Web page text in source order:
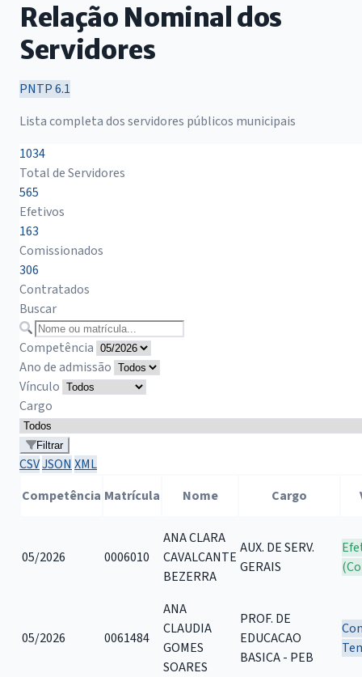
Relação Nominal dos
Servidores
PNTP 6.1
Lista completa dos servidores públicos municipais
1034
Total de Servidores
565
Efetivos
163
Comissionados
306
Contratados
Buscar
Competência
Ano de admissão
Vínculo
Cargo
Filtrar
CSVJSON XML
Competência Matrícula Nome Cargo
05/2026 0006010
ANA CLARA
CAVALCANTE
BEZERRA
AUX. DE SERV.
GERAIS
05/2026 0061484
ANA
CLAUDIA
GOMES
SOARES
PROF. DE
EDUCACAO
BASICA - PEB